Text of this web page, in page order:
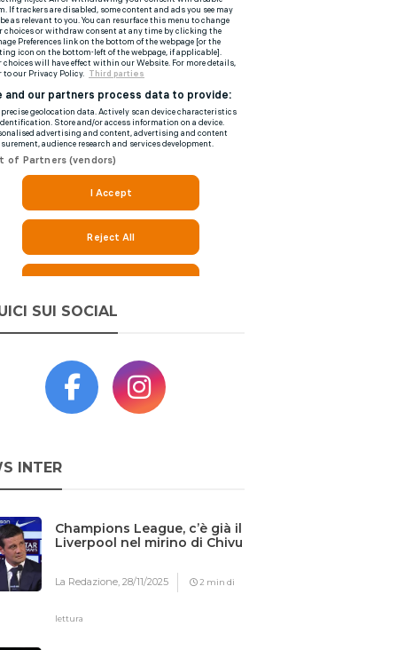
SUI SOCIAL
INTER
Champions League, c’è già il
Liverpool nel mirino di Chivu
La Redazione,28/11/2025 2 min di
lettura